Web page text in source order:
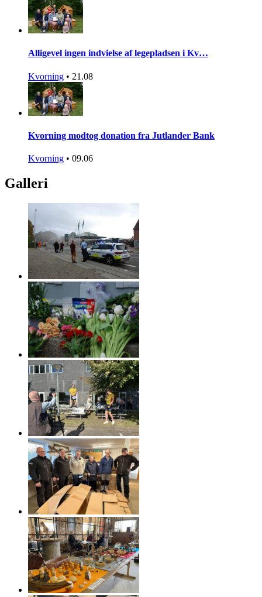
Alligevel ingen indvielse af legepladsen i Kv…
Kvorning • 21.08
Kvorning modtog donation fra Jutlander Bank
Kvorning • 09.06
Galleri